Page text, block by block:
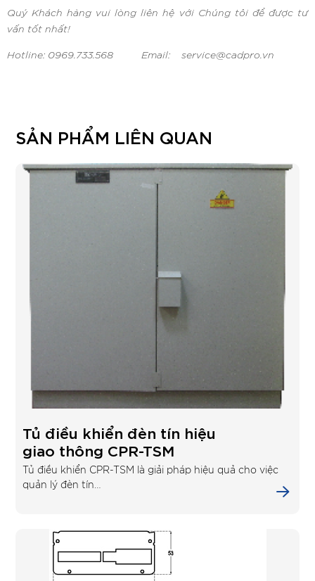
Quý Khách hàng vui lòng liên hệ với Chúng tôi để được tư
vấn tốt nhất!
Hotline: 0969.733.568 Email: service@cadpro.vn
SẢN PHẨM LIÊN QUAN
Tủ điều khiển đèn tín hiệu
giao thông CPR-TSM
Tủ điều khiển CPR-TSM là giải pháp hiệu quả cho việc
quản lý đèn tín…